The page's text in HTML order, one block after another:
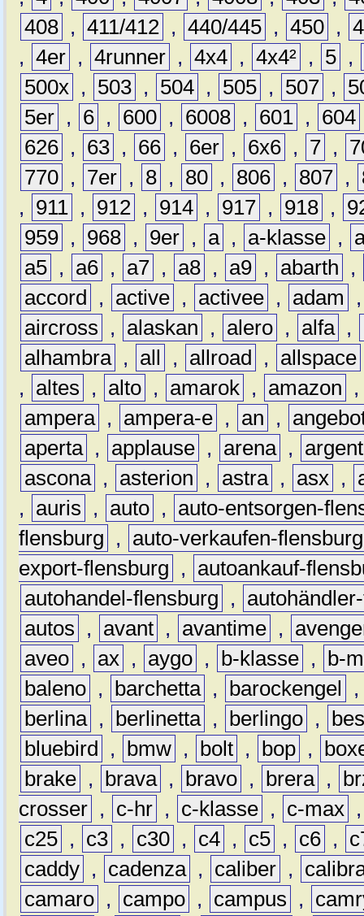
408 , 411/412 , 440/445 , 450 ,
, 4er , 4runner , 4x4 , 4x4² , 5 ,
500x , 503 , 504 , 505 , 507 ,
5er , 6 , 600 , 6008 , 601 , 604
626 , 63 , 66 , 6er , 6x6 , 7 ,
770 , 7er , 8 , 80 , 806 , 807 ,
,
911 , 912 , 914 , 917 , 918 ,
959 , 968 , 9er , a , a-klasse ,
a5 , a6 , a7 , a8 , a9 , abarth
,
accord
, active , activee , adam
aircross
, alaskan , alero , alfa ,
alhambra , all , allroad , allspace
,
altes , alto , amarok , amazon
ampera , ampera-e , an ,
aperta , applause , arena ,
ascona , asterion , astra , asx ,
,
auris , auto ,
auto-entsorgen-
flensburg
,
auto-verkaufen-flensburg
export-flensburg
,
autoankauf-
autohandel-flensburg
,
autos
, avant , avantime ,
aveo , ax , aygo , b-klasse ,
b-
baleno , barchetta , barockengel
berlina , berlinetta , berlingo ,
bluebird
, bmw , bolt , bop ,
brake , brava , bravo , brera ,
crosser , c-hr , c-klasse , c-max
c25 , c3 , c30 , c4 , c5 , c6 ,
caddy , cadenza , caliber ,
camaro , campo , campus ,